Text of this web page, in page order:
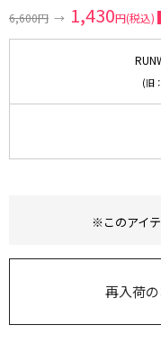
6,600円 → 1,430円(税込)
(旧
※このアイテ
再入荷